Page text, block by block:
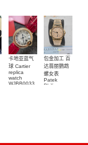
卡地亚蓝气
球 Cartier
replica
watch
WJBB0033
包金加工 百
达翡丽鹦鹉
螺女表
Patek
Philippe